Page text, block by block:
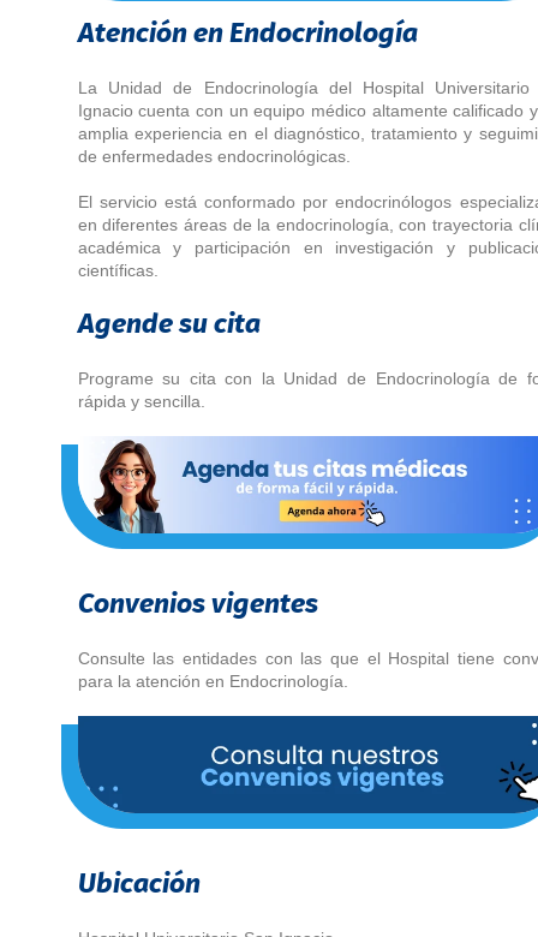
Atención en Endocrinología
La Unidad de Endocrinología del Hospital Universitario
Ignacio cuenta con un equipo médico altamente calificado
amplia experiencia en el diagnóstico, tratamiento y
de enfermedades endocrinológicas.
El servicio está conformado por endocrinólogos
en diferentes áreas de la endocrinología, con trayectoria
académica y participación en investigación y
científicas.
Agende su cita
Programe su cita con la Unidad de Endocrinología de
rápida y sencilla.
Convenios vigentes
Consulte las entidades con las que el Hospital tiene
para la atención en Endocrinología.
Ubicación